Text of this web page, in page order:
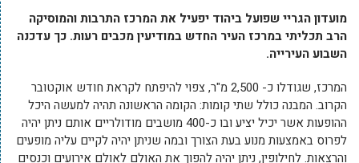
מועדון הגריי שפועל ביהוד יפעיל את המרכז התרבות והמוסיקה
הרב תכליתי במרכז העיר החדש במודיעין מכבים רעות. כך עדכנה
השבוע העירייה.
המרכז, שגודלו כ- 2,500 מ"ר, צפוי להיפתח לקראת חודש אוקטובר
הקרוב. המבנה כולל שתי קומות: הקומה הראשונה תהיה למעשה היכל
ההופעות אשר יכיל יציע ובו כ-400 מושבים מודולריים אותם ניתן יהיה
לפרוס באמצעות מנוע בעת הצורך ובמה שניתן יהיה לקיים עליה מופעים
והרצאות. לחילופין, ניתן יהיה להפוך את האולם לאולם אירועים וכנסים